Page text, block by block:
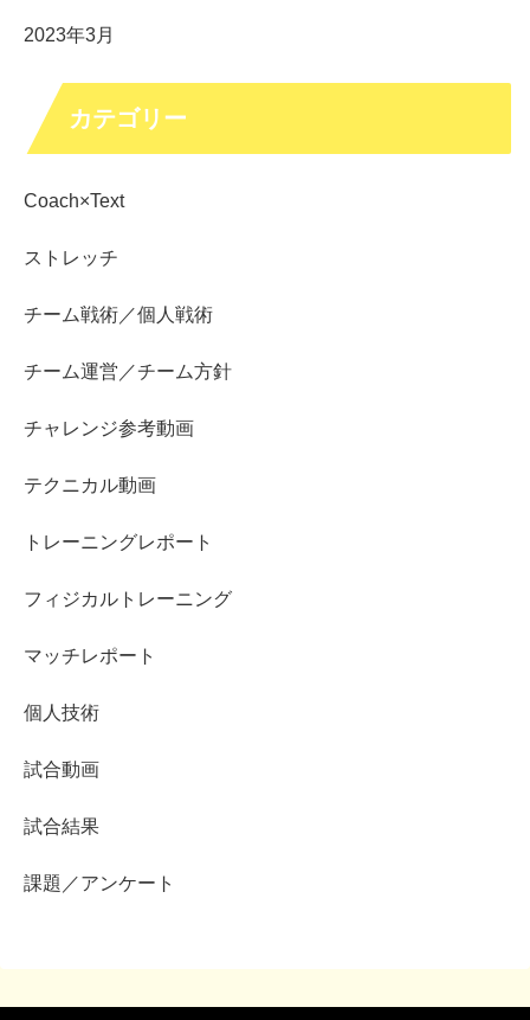
2023年3月
カテゴリー
Coach×Text
ストレッチ
チーム戦術／個人戦術
チーム運営／チーム方針
チャレンジ参考動画
テクニカル動画
トレーニングレポート
フィジカルトレーニング
マッチレポート
個人技術
試合動画
試合結果
課題／アンケート